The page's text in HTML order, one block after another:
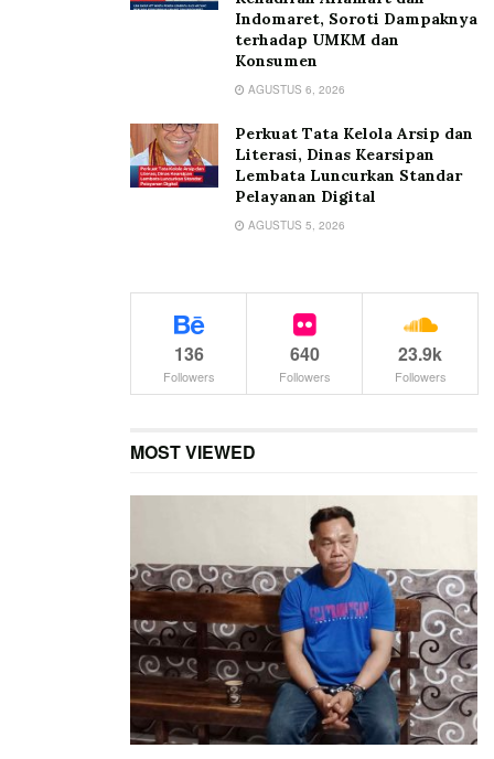
Indomaret, Soroti Dampaknya
terhadap UMKM dan
Konsumen
AGUSTUS 6, 2026
Perkuat Tata Kelola Arsip dan
Literasi, Dinas Kearsipan
Lembata Luncurkan Standar
Pelayanan Digital
AGUSTUS 5, 2026
136
Followers
640
Followers
23.9k
Followers
MOST VIEWED